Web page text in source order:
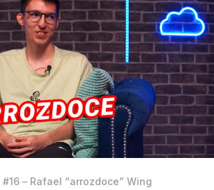
#16 – Rafael “arrozdoce” Wing